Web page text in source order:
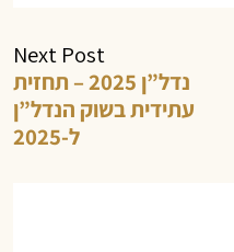
Next Post
נדל”ן 2025 – תחזית
עתידית בשוק הנדל”ן
ל-2025